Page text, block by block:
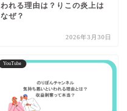
われる理由は？りこの炎上は
なぜ？
2026年3月30日
YouTube